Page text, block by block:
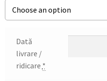
Dată
livrare /
ridicare *